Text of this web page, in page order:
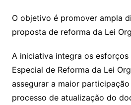
O objetivo é promover ampla
proposta de reforma da Lei
A iniciativa integra os esforços
Especial de Reforma da Lei
assegurar a maior
processo de atualização do